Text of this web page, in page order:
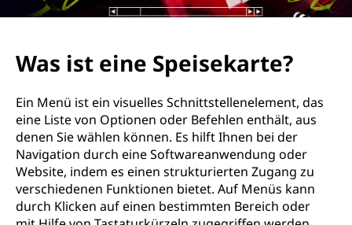
Was ist eine Speisekarte?
Ein Menü ist ein visuelles Schnittstellenelement, das
eine Liste von Optionen oder Befehlen enthält, aus
denen Sie wählen können. Es hilft Ihnen bei der
Navigation durch eine Softwareanwendung oder
Website, indem es einen strukturierten Zugang zu
verschiedenen Funktionen bietet. Auf Menüs kann
durch Klicken auf einen bestimmten Bereich oder